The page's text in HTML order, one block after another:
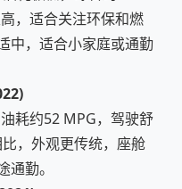
，适合关注环保和燃
中，适合小家庭或通勤
耗约52 MPG，驾驶舒
，外观更传统，座舱
勤。